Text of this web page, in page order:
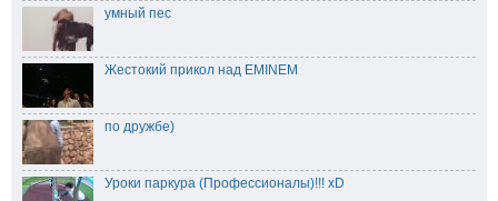
умный пес
Жестокий прикол над EMINEM
по дружбе)
Уроки паркура (Профессионалы)!!! xD